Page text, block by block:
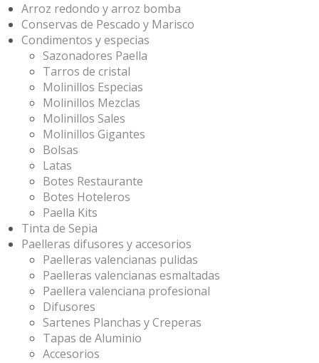
Arroz redondo y arroz bomba
Conservas de Pescado y Marisco
Condimentos y especias
Sazonadores Paella
Tarros de cristal
Molinillos Especias
Molinillos Mezclas
Molinillos Sales
Molinillos Gigantes
Bolsas
Latas
Botes Restaurante
Botes Hoteleros
Paella Kits
Tinta de Sepia
Paelleras difusores y accesorios
Paelleras valencianas pulidas
Paelleras valencianas esmaltadas
Paellera valenciana profesional
Difusores
Sartenes Planchas y Creperas
Tapas de Aluminio
Accesorios